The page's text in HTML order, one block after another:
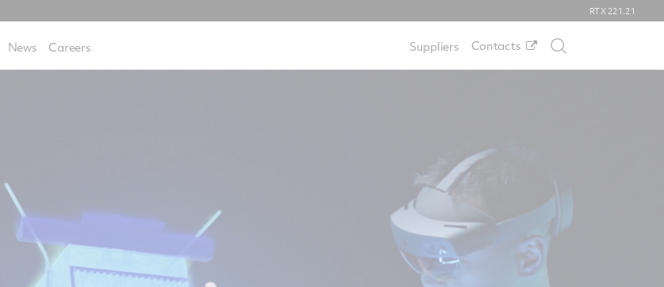
RTX 221.21
News Careers Suppliers Contacts